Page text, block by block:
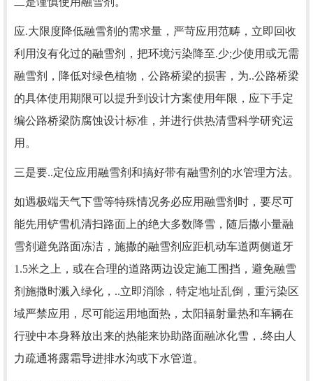
应.大限度降低融雪剂的需求量，严苛应用范畴，立即回收
利用沒有化过的融雪剂，把环境污染降至.少;少使用或无需
融雪剂，降低对绿色植物，公路桥梁的损害，为..公路桥梁
的具体使用期限可以提升到设计方案使用年限，应下手定
编公路桥梁防腐蚀设计标准，并进行供热清雪科学研究运
用。
三是要..定位应用融雪剂和搞好带有融雪剂的水管理方法。
如遇极端天气下雪等特殊情况务必应用融雪剂时，要尽可
能先用铲雪机清扫路面上的绝大多数降雪，随后撒小量融
雪剂避免路面冻洁，施撒的融雪剂应距机动车道两侧道牙
1.5米之上，或在合理的道路两边设定施工围挡，避免融雪
剂施撒时溅入绿化，..立即消除，特定地址乱倒，重污染区
域严禁应用，尽可能运用地面热，太阳辐射量热和车辆在
行驶中本身释放出来的热能来协助路面融冰化雪，.终由人
力疏通将露霜导进排水沟或下水管道。